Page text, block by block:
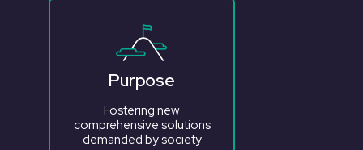
Purpose
Fostering new
comprehensive solutions
demanded by society